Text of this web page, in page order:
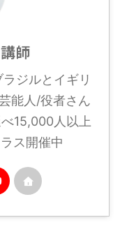
師
ジルとイギリ
能人/役者さん
15,000人以上
ス開催中